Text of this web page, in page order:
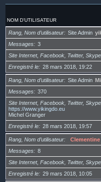
NOM D’UTILISATEUR
Rang, Nom d’utilisateur Site Admin
Messages
3
Site Internet, Facebook, Twitter,
Enregistré le
28 mars 2018, 19:22
Rang, Nom d’utilisateur Site Admin
Messages
370
Site Internet, Facebook, Twitter,
https://www.yikingdo.eu
Michel Granger
Enregistré le
28 mars 2018, 19:57
Rang, Nom d’utilisateur
Clementine
Messages
8
Site Internet, Facebook, Twitter,
Enregistré le
29 mars 2018, 10:05